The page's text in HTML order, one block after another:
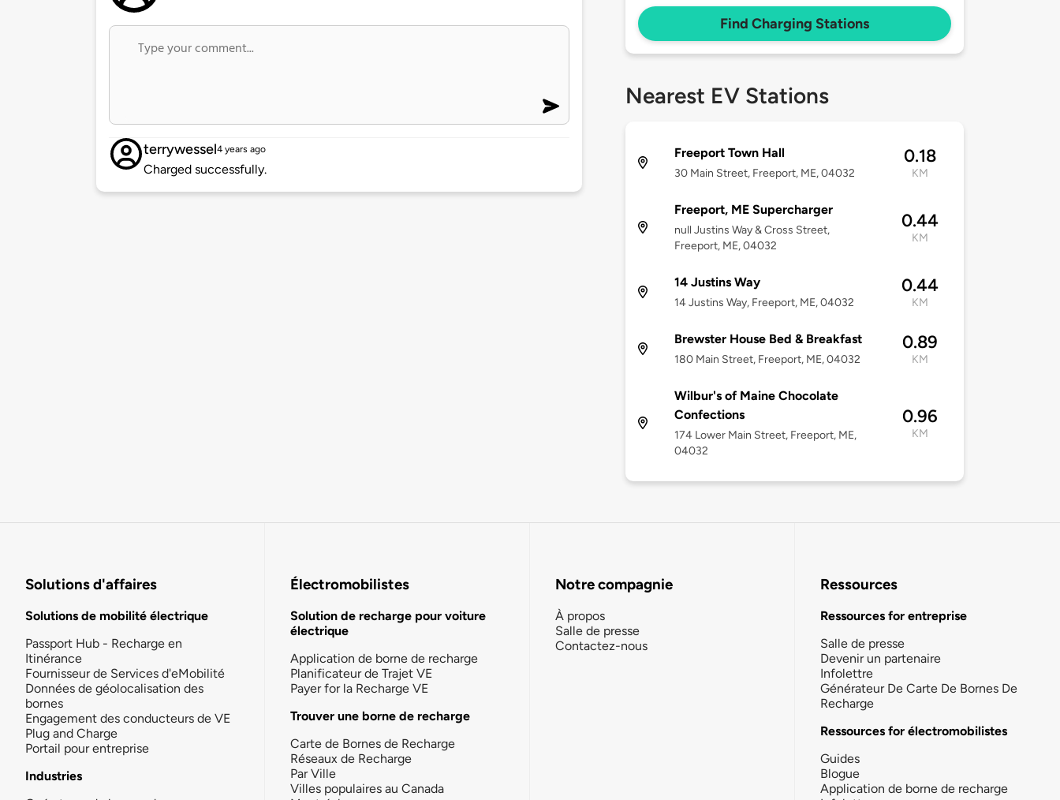
terrywessel4 years ago
Charged successfully.
Find Charging Stations
Nearest EV Stations
Freeport Town Hall
30 Main Street, Freeport, ME, 04032
0.18
KM
Freeport, ME Supercharger
null Justins Way & Cross Street,
Freeport, ME, 04032
0.44
KM
14 Justins Way
14 Justins Way, Freeport, ME, 04032
0.44
KM
Brewster House Bed & Breakfast
180 Main Street, Freeport, ME, 04032
0.89
KM
Wilbur's of Maine Chocolate
Confections
174 Lower Main Street, Freeport, ME,
04032
0.96
KM
Solutions d'affaires
Solutions de mobilité électrique
Passport Hub - Recharge en
Itinérance
Fournisseur de Services d'eMobilité
Données de géolocalisation des
bornes
Engagement des conducteurs de VE
Plug and Charge
Portail pour entreprise
Industries
Électromobilistes
Solution de recharge pour voiture
électrique
Application de borne de recharge
Planificateur de Trajet VE
Payer for la Recharge VE
Trouver une borne de recharge
Carte de Bornes de Recharge
Réseaux de Recharge
Par Ville
Villes populaires au Canada
Notre compagnie
À propos
Salle de presse
Contactez-nous
Ressources
Ressources for entreprise
Salle de presse
Devenir un partenaire
Infolettre
Générateur De Carte De Bornes De
Recharge
Ressources for électromobilistes
Guides
Blogue
Application de borne de recharge